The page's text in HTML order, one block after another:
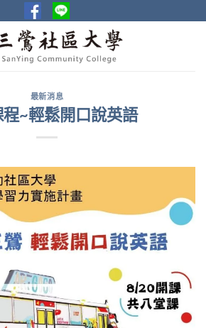
最新消息
~輕鬆開口說英語